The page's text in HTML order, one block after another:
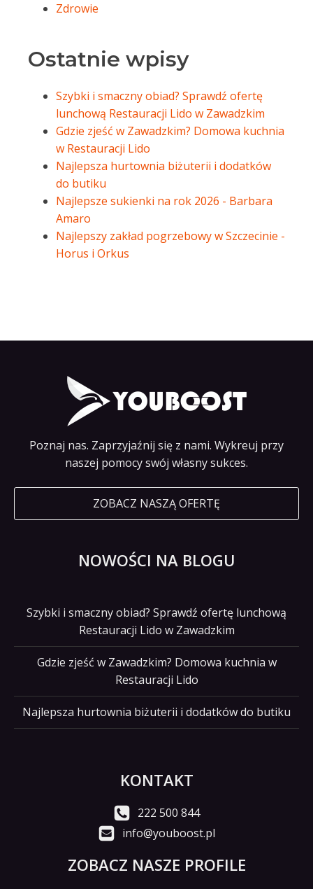
Zdrowie
Ostatnie wpisy
Szybki i smaczny obiad? Sprawdź ofertę
lunchową Restauracji Lido w Zawadzkim
Gdzie zjeść w Zawadzkim? Domowa kuchnia
w Restauracji Lido
Najlepsza hurtownia biżuterii i dodatków
do butiku
Najlepsze sukienki na rok 2026 - Barbara
Amaro
Najlepszy zakład pogrzebowy w Szczecinie -
Horus i Orkus
Poznaj nas. Zaprzyjaźnij się z nami. Wykreuj przy
naszej pomocy swój własny sukces.
ZOBACZ NASZĄ OFERTĘ
NOWOŚCI NA BLOGU
Szybki i smaczny obiad? Sprawdź ofertę lunchową
Restauracji Lido w Zawadzkim
Gdzie zjeść w Zawadzkim? Domowa kuchnia w
Restauracji Lido
Najlepsza hurtownia biżuterii i dodatków do butiku
KONTAKT
222 500 844
info@youboost.pl
ZOBACZ NASZE PROFILE